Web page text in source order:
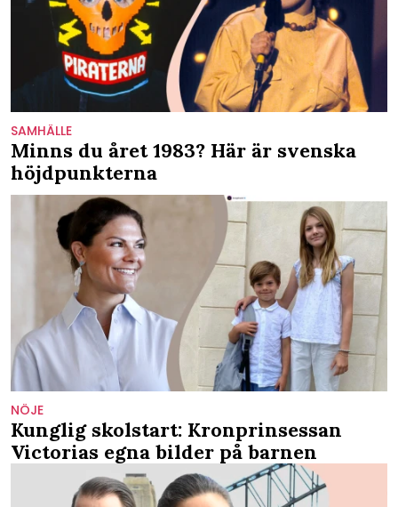
SAMHÄLLE
Minns du året 1983? Här är svenska
höjdpunkterna
NÖJE
Kunglig skolstart: Kronprinsessan
Victorias egna bilder på barnen